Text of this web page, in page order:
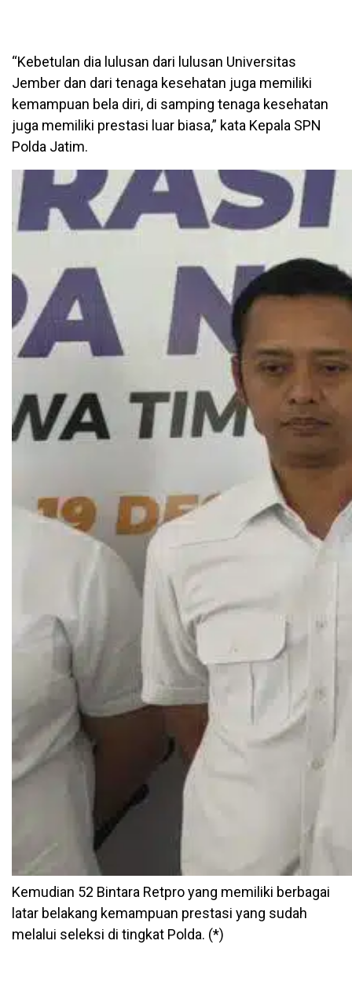
“Kebetulan dia lulusan dari lulusan Universitas
Jember dan dari tenaga kesehatan juga memiliki
kemampuan bela diri, di samping tenaga kesehatan
juga memiliki prestasi luar biasa,” kata Kepala SPN
Polda Jatim.
Kemudian 52 Bintara Retpro yang memiliki berbagai
latar belakang kemampuan prestasi yang sudah
melalui seleksi di tingkat Polda. (*)